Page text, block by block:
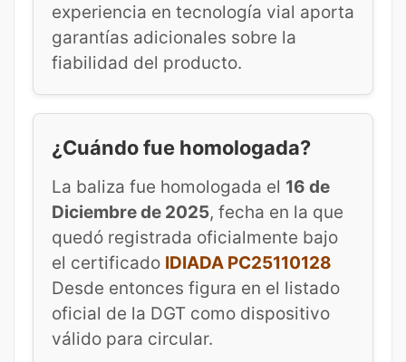
experiencia en tecnología vial aporta
garantías adicionales sobre la
fiabilidad del producto.
¿Cuándo fue homologada?
La baliza fue homologada el 16 de
Diciembre de 2025, fecha en la que
quedó registrada oficialmente bajo
el certificado IDIADA PC25110128
Desde entonces figura en el listado
oficial de la DGT como dispositivo
válido para circular.